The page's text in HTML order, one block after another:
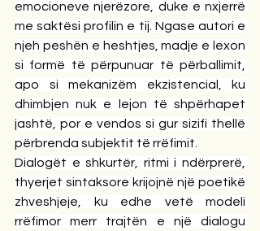
emocioneve njerëzore, duke e nxjerrë
me saktësi profilin e tij. Ngase autori e
njeh peshën e heshtjes, madje e lexon
si formë të përpunuar të përballimit,
apo si mekanizëm ekzistencial, ku
dhimbjen nuk e lejon të shpërhapet
jashtë, por e vendos si gur sizifi thellë
përbrenda subjektit të rrëfimit.
Dialogët e shkurtër, ritmi i ndërprerë,
thyerjet sintaksore krijojnë një poetikë
zhveshjeje, ku edhe vetë modeli
rrëfimor merr trajtën e një dialogu